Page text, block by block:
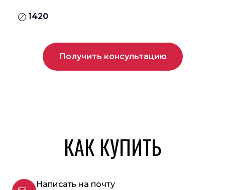
1420
Получить консультацию
КАК КУПИТЬ
Написать на почту